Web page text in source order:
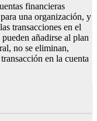
financieras
una organización, y
transacciones en el
añadirse al plan
no se eliminan,
en la cuenta